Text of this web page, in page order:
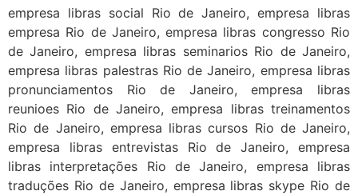
empresa libras social Rio de Janeiro, empresa libras
empresa Rio de Janeiro, empresa libras congresso Rio
de Janeiro, empresa libras seminarios Rio de Janeiro,
empresa libras palestras Rio de Janeiro, empresa libras
pronunciamentos Rio de Janeiro, empresa libras
reunioes Rio de Janeiro, empresa libras treinamentos
Rio de Janeiro, empresa libras cursos Rio de Janeiro,
empresa libras entrevistas Rio de Janeiro, empresa
libras interpretações Rio de Janeiro, empresa libras
traduções Rio de Janeiro, empresa libras skype Rio de